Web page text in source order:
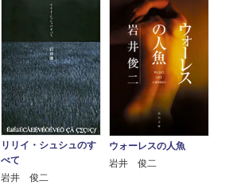
リリイ・シュシュのす
べて
岩井 俊二
ウォーレスの人魚
岩井 俊二